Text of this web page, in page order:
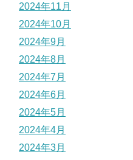
2024年11月
2024年10月
2024年9月
2024年8月
2024年7月
2024年6月
2024年5月
2024年4月
2024年3月